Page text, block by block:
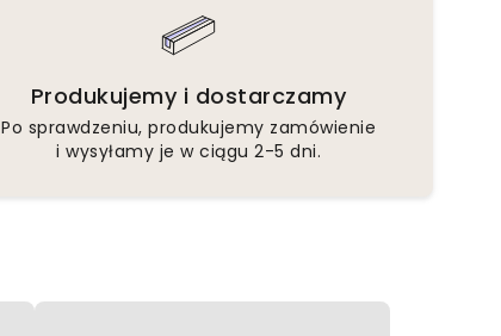
Produkujemy i dostarczamy
Po sprawdzeniu, produkujemy zamówienie
i wysyłamy je w ciągu 2-5 dni.